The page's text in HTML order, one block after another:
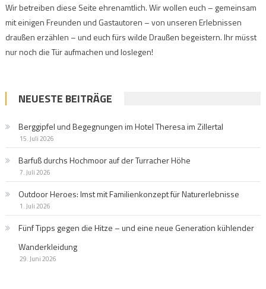
Wir betreiben diese Seite ehrenamtlich. Wir wollen euch – gemeinsam
mit einigen Freunden und Gastautoren – von unseren Erlebnissen
draußen erzählen – und euch fürs wilde Draußen begeistern. Ihr müsst
nur noch die Tür aufmachen und loslegen!
NEUESTE BEITRÄGE
Berggipfel und Begegnungen im Hotel Theresa im Zillertal
15. Juli 2026
Barfuß durchs Hochmoor auf der Turracher Höhe
7. Juli 2026
Outdoor Heroes: Imst mit Familienkonzept für Naturerlebnisse
1. Juli 2026
Fünf Tipps gegen die Hitze – und eine neue Generation kühlender
Wanderkleidung
29. Juni 2026